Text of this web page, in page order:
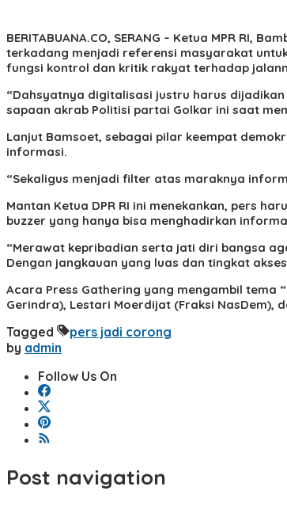
BERITABUANA.CO, SERANG – Ketua MPR RI,
terkadang menjadi referensi masyarakat
fungsi kontrol dan kritik rakyat terhadap
“Dahsyatnya digitalisasi justru harus
sapaan akrab Politisi partai Golkar ini saat
Lanjut Bamsoet, sebagai pilar keempat
informasi.
“Sekaligus menjadi filter atas maraknya
Mantan Ketua DPR RI ini menekankan, pers
buzzer yang hanya bisa menghadirkan
“Merawat kepribadian serta jati diri bangsa
Dengan jangkauan yang luas dan tingkat
Acara Press Gathering yang mengambil tema
Gerindra), Lestari Moerdijat (Fraksi NasDem),
Tagged
pers jadi corong
by admin
Follow Us On
Post navigation